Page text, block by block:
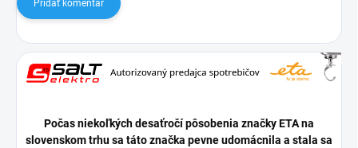
Pridať komentár
Počas niekoľkých desaťročí pôsobenia značky ETA na
slovenskom trhu sa táto značka pevne udomácnila a stala sa